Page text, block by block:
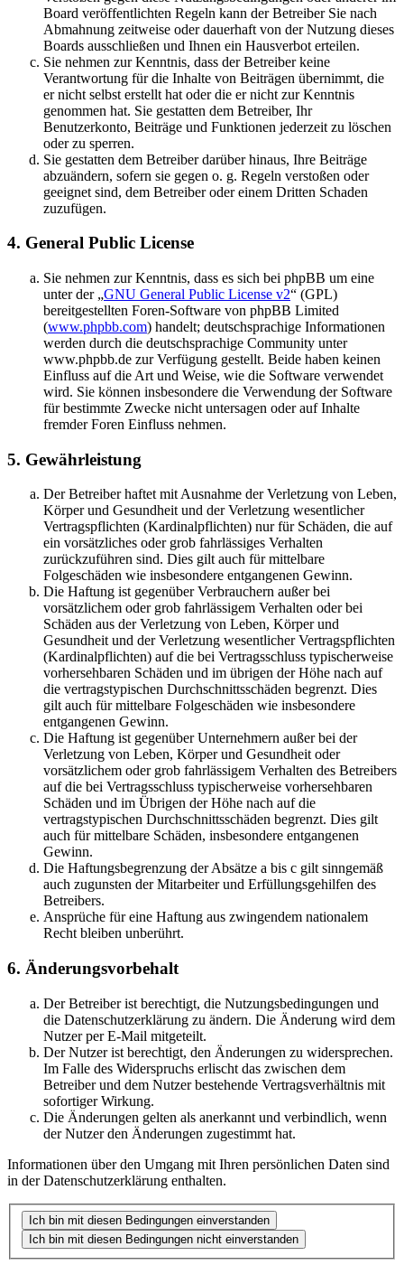
Board veröffentlichten Regeln kann der Betreiber Sie nach
Abmahnung zeitweise oder dauerhaft von der Nutzung dieses
Boards ausschließen und Ihnen ein Hausverbot erteilen.
Sie nehmen zur Kenntnis, dass der Betreiber keine
Verantwortung für die Inhalte von Beiträgen übernimmt, die
er nicht selbst erstellt hat oder die er nicht zur Kenntnis
genommen hat. Sie gestatten dem Betreiber, Ihr
Benutzerkonto, Beiträge und Funktionen jederzeit zu löschen
oder zu sperren.
Sie gestatten dem Betreiber darüber hinaus, Ihre Beiträge
abzuändern, sofern sie gegen o. g. Regeln verstoßen oder
geeignet sind, dem Betreiber oder einem Dritten Schaden
zuzufügen.
4. General Public License
Sie nehmen zur Kenntnis, dass es sich bei phpBB um eine
unter der „GNU General Public License v2“ (GPL)
bereitgestellten Foren-Software von phpBB Limited
(www.phpbb.com) handelt; deutschsprachige Informationen
werden durch die deutschsprachige Community unter
www.phpbb.de zur Verfügung gestellt. Beide haben keinen
Einfluss auf die Art und Weise, wie die Software verwendet
wird. Sie können insbesondere die Verwendung der Software
für bestimmte Zwecke nicht untersagen oder auf Inhalte
fremder Foren Einfluss nehmen.
5. Gewährleistung
Der Betreiber haftet mit Ausnahme der Verletzung von Leben,
Körper und Gesundheit und der Verletzung wesentlicher
Vertragspflichten (Kardinalpflichten) nur für Schäden, die auf
ein vorsätzliches oder grob fahrlässiges Verhalten
zurückzuführen sind. Dies gilt auch für mittelbare
Folgeschäden wie insbesondere entgangenen Gewinn.
Die Haftung ist gegenüber Verbrauchern außer bei
vorsätzlichem oder grob fahrlässigem Verhalten oder bei
Schäden aus der Verletzung von Leben, Körper und
Gesundheit und der Verletzung wesentlicher Vertragspflichten
(Kardinalpflichten) auf die bei Vertragsschluss typischerweise
vorhersehbaren Schäden und im übrigen der Höhe nach auf
die vertragstypischen Durchschnittsschäden begrenzt. Dies
gilt auch für mittelbare Folgeschäden wie insbesondere
entgangenen Gewinn.
Die Haftung ist gegenüber Unternehmern außer bei der
Verletzung von Leben, Körper und Gesundheit oder
vorsätzlichem oder grob fahrlässigem Verhalten des Betreibers
auf die bei Vertragsschluss typischerweise vorhersehbaren
Schäden und im Übrigen der Höhe nach auf die
vertragstypischen Durchschnittsschäden begrenzt. Dies gilt
auch für mittelbare Schäden, insbesondere entgangenen
Gewinn.
Die Haftungsbegrenzung der Absätze a bis c gilt sinngemäß
auch zugunsten der Mitarbeiter und Erfüllungsgehilfen des
Betreibers.
Ansprüche für eine Haftung aus zwingendem nationalem
Recht bleiben unberührt.
6. Änderungsvorbehalt
Der Betreiber ist berechtigt, die Nutzungsbedingungen und
die Datenschutzerklärung zu ändern. Die Änderung wird dem
Nutzer per E-Mail mitgeteilt.
Der Nutzer ist berechtigt, den Änderungen zu widersprechen.
Im Falle des Widerspruchs erlischt das zwischen dem
Betreiber und dem Nutzer bestehende Vertragsverhältnis mit
sofortiger Wirkung.
Die Änderungen gelten als anerkannt und verbindlich, wenn
der Nutzer den Änderungen zugestimmt hat.
Informationen über den Umgang mit Ihren persönlichen Daten sind
in der Datenschutzerklärung enthalten.